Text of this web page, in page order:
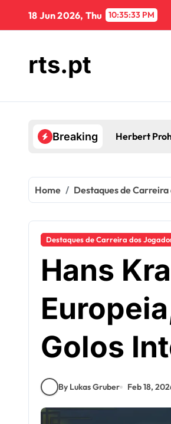
content
18 Jun 2026, Thu 10:35:34 PM
rts.pt
Breaking Herbert
Home Destaques de
Destaques de Carreira dos
Hans
Golos
By Lukas Gruber Feb 18,